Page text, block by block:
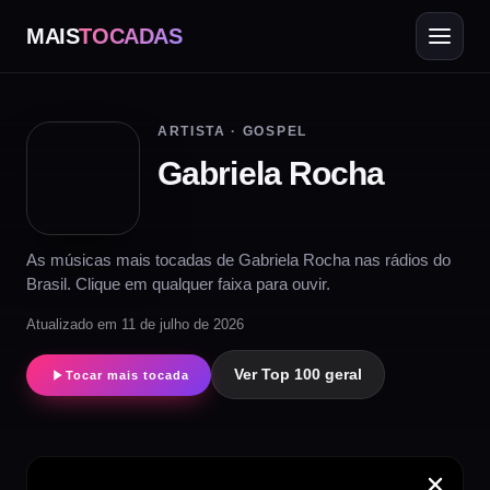
MAISTOCADAS
ARTISTA · GOSPEL
Gabriela Rocha
As músicas mais tocadas de Gabriela Rocha nas rádios do
Brasil. Clique em qualquer faixa para ouvir.
Atualizado em 11 de julho de 2026
Tocar mais tocada Ver Top 100 geral